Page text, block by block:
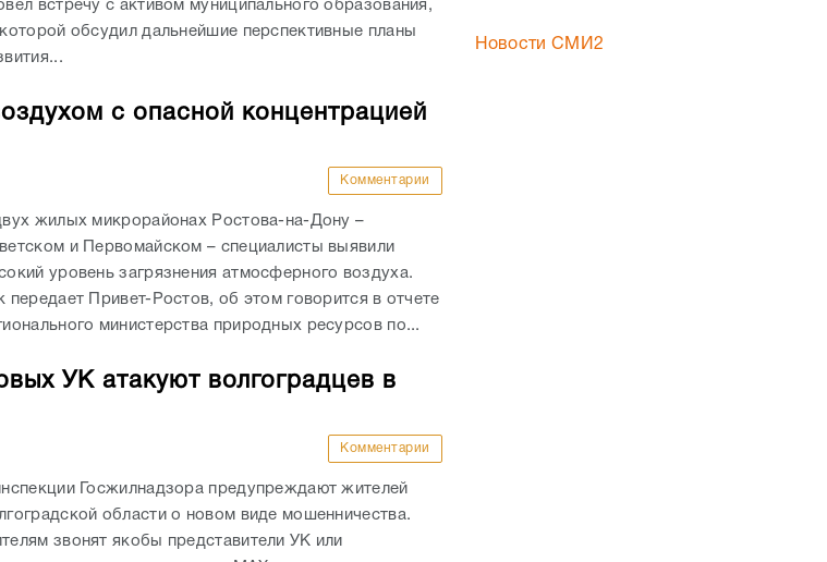
встречу с активом муниципального образования,
обсудил дальнейшие перспективные планы
с опасной концентрацией
Комментарии
жилых микрорайонах Ростова-на-Дону –
и Первомайском – специалисты выявили
уровень загрязнения атмосферного воздуха.
передает Привет-Ростов, об этом говорится в отчете
министерства природных ресурсов по...
УК атакуют волгоградцев в
Комментарии
Госжилнадзора предупреждают жителей
области о новом виде мошенничества.
звонят якобы представители УК или
Новости СМИ2